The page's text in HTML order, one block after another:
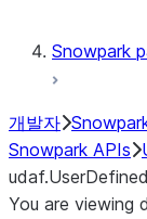
Snowpark
개발자
Snowpark APIs
You are viewing